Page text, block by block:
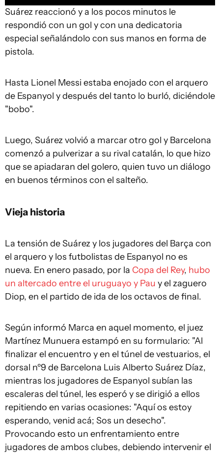
Suárez reaccionó y a los pocos minutos le
respondió con un gol y con una dedicatoria
especial señalándolo con sus manos en forma de
pistola.
Hasta Lionel Messi estaba enojado con el arquero
de Espanyol y después del tanto lo burló, diciéndole
"bobo".
Luego, Suárez volvió a marcar otro gol y Barcelona
comenzó a pulverizar a su rival catalán, lo que hizo
que se apiadaran del golero, quien tuvo un diálogo
en buenos términos con el salteño.
Vieja historia
La tensión de Suárez y los jugadores del Barça con
el arquero y los futbolistas de Espanyol no es
nueva. En enero pasado, por la Copa del Rey, hubo
un altercado entre el uruguayo y Pau y el zaguero
Diop, en el partido de ida de los octavos de final.
Según informó Marca en aquel momento, el juez
Martínez Munuera estampó en su formulario: "Al
finalizar el encuentro y en el túnel de vestuarios, el
dorsal nº9 de Barcelona Luis Alberto Suárez Díaz,
mientras los jugadores de Espanyol subían las
escaleras del túnel, les esperó y se dirigió a ellos
repitiendo en varias ocasiones: "Aquí os estoy
esperando, venid acá; Sos un desecho".
Provocando esto un enfrentamiento entre
jugadores de ambos clubes, debiendo intervenir el